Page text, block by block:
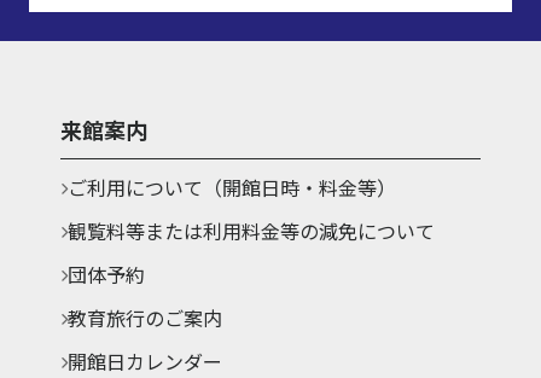
来館案内
ご利用について（開館日時・料金等）
観覧料等または利用料金等の減免について
団体予約
教育旅行のご案内
開館日カレンダー